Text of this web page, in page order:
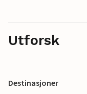
Utforsk
Destinasjoner